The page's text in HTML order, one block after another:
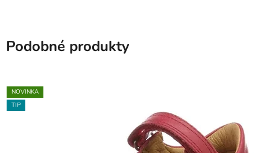
Podobné produkty
NOVINKA
TIP